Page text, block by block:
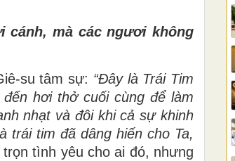
cánh, mà các ngươi không
su tâm sự: “Đây là Trái Tim
hơi thở cuối cùng để làm
nhạt và đôi khi cả sự khinh
trái tim đã dâng hiến cho Ta,
tình yêu cho ai đó, nhưng